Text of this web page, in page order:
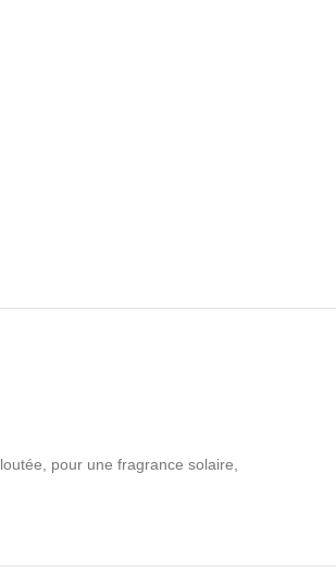
pour une fragrance solaire,